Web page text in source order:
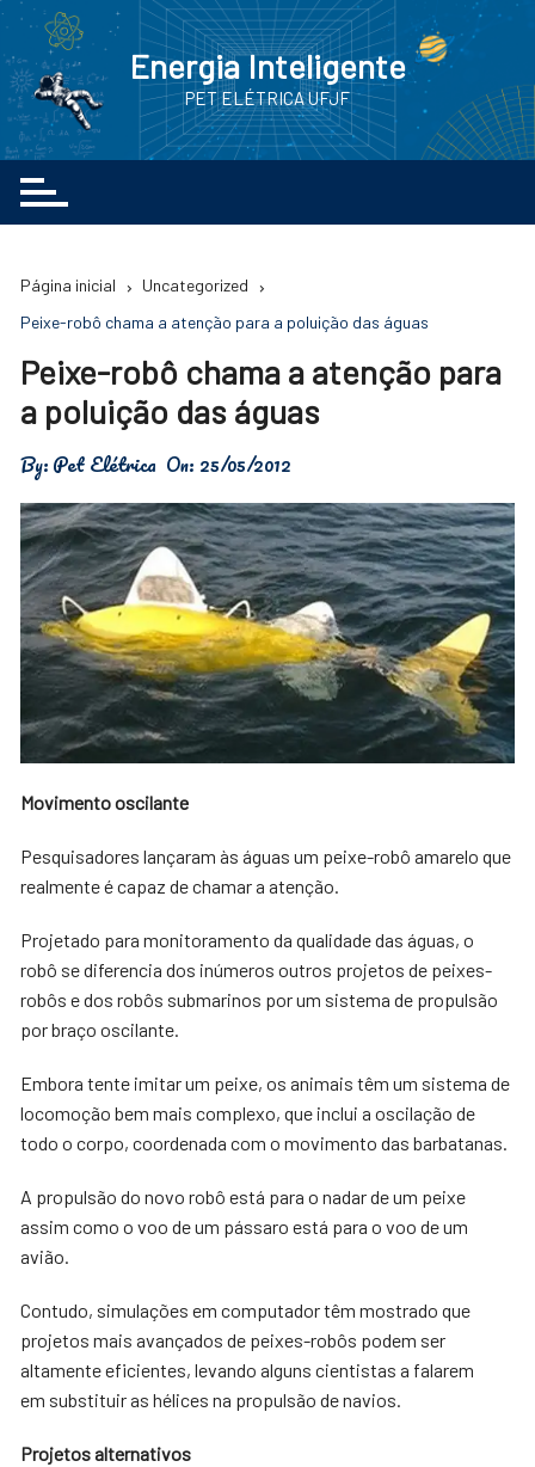
Ir
conteúdo
Energia Inteligente
PET ELÉTRICA UFJF
Página inicial
Uncategorized
Peixe-robô chama a atenção para a poluição das águas
Peixe-robô chama a atenção para
a poluição das águas
By:Pet Elétrica On: 25/05/2012
Movimento oscilante
Pesquisadores lançaram às águas um peixe-robô amarelo que
realmente é capaz de chamar a atenção.
Projetado para monitoramento da qualidade das águas, o
robô se diferencia dos inúmeros outros projetos de peixes-
robôs e dos robôs submarinos por um sistema de propulsão
por braço oscilante.
Embora tente imitar um peixe, os animais têm um sistema de
locomoção bem mais complexo, que inclui a oscilação de
todo o corpo, coordenada com o movimento das barbatanas.
A propulsão do novo robô está para o nadar de um peixe
assim como o voo de um pássaro está para o voo de um
avião.
Contudo, simulações em computador têm mostrado que
projetos mais avançados de peixes-robôs podem ser
altamente eficientes, levando alguns cientistas a falarem
em substituir as hélices na propulsão de navios.
Projetos alternativos